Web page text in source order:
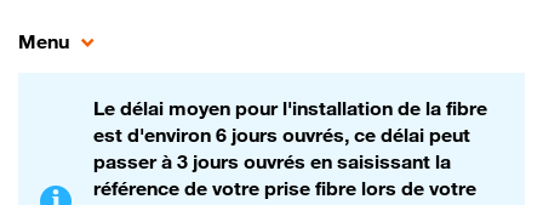
Menu
Le délai moyen pour l'installation de la fibre
est d'environ 6 jours ouvrés, ce délai peut
passer à 3 jours ouvrés en saisissant la
référence de votre prise fibre lors de votre